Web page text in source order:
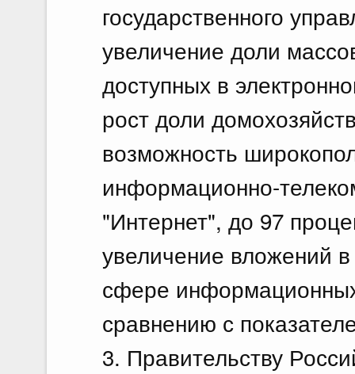
государственного
увеличение доли
доступных в
рост доли
возможность
информационно-
"Интернет", до 97
увеличение вложений
сфере
сравнению с
3. Правительству